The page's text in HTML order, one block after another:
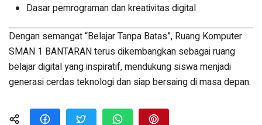
Dasar pemrograman dan kreativitas digital
Dengan semangat “Belajar Tanpa Batas”, Ruang Komputer
SMAN 1 BANTARAN terus dikembangkan sebagai ruang
belajar digital yang inspiratif, mendukung siswa menjadi
generasi cerdas teknologi dan siap bersaing di masa depan.